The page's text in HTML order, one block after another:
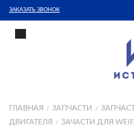
ЗАКАЗАТЬ ЗВОНОК
ГЛАВНАЯ ЗАПЧАСТИ
ДВИГАТЕЛЯ
ЗАЧАСТИ ДЛЯ